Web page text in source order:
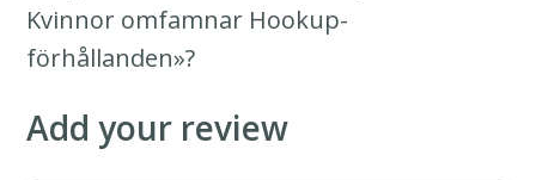
Kvinnor omfamnar Hookup-
förhållanden»?
Add your review